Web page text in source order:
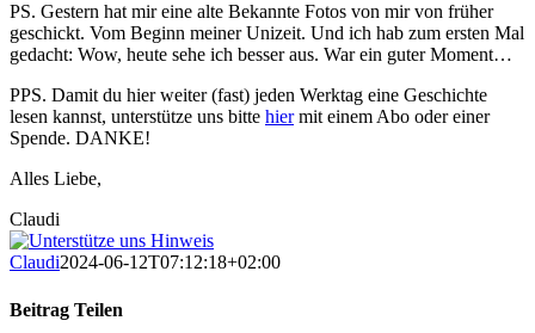
PS. Gestern hat mir eine alte Bekannte Fotos von mir von früher
geschickt. Vom Beginn meiner Unizeit. Und ich hab zum ersten Mal
gedacht: Wow, heute sehe ich besser aus. War ein guter Moment…
PPS. Damit du hier weiter (fast) jeden Werktag eine Geschichte
lesen kannst, unterstütze uns bitte hiermit einem Abo oder einer
Spende. DANKE!
Alles Liebe,
Claudi
Claudi2024-06-12T07:12:18+02:00
Beitrag Teilen